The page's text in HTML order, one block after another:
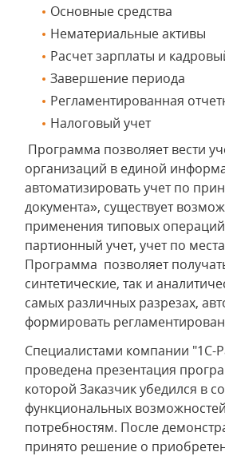
Основные средства
Нематериальные активы
Расчет зарплаты и
Завершение периода
Регламентированная
Налоговый учет
Программа позволяет вести
организаций в единой
автоматизировать учет по
документа», существует
применения типовых
партионный учет, учет по
Программа позволяет
синтетические, так и
самых различных разрезах,
формировать
Специалистами компании "1С-
проведена презентация
которой Заказчик убедился в
функциональных
потребностям. После
принято решение о